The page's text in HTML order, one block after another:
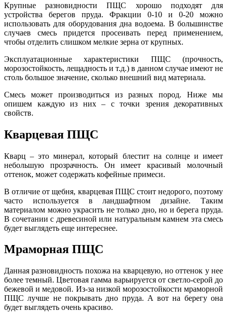
Крупные разновидности ПЩС хорошо подходят для
устройства берегов пруда. Фракции 0-10 и 0-20 можно
использовать для оборудования дна водоема. В большинстве
случаев смесь придется просеивать перед применением,
чтобы отделить слишком мелкие зерна от крупных.
Эксплуатационные характеристики ПЩС (прочность,
морозостойкость, лещадность и т.д.) в данном случае имеют не
столь большое значение, сколько внешний вид материала.
Смесь может производиться из разных пород. Ниже мы
опишем каждую из них – с точки зрения декоративных
свойств.
Кварцевая ПЩС
Кварц – это минерал, который блестит на солнце и имеет
небольшую прозрачность. Он имеет красивый молочный
оттенок, может содержать кофейные примеси.
В отличие от щебня, кварцевая ПЩС стоит недорого, поэтому
часто используется в ландшафтном дизайне. Таким
материалом можно украсить не только дно, но и берега пруда.
В сочетании с древесиной или натуральным камнем эта смесь
будет выглядеть еще интереснее.
Мраморная ПЩС
Данная разновидность похожа на кварцевую, но оттенок у нее
более темный. Цветовая гамма варьируется от светло-серой до
бежевой и медовой. Из-за низкой морозостойкости мраморной
ПЩС лучше не покрывать дно пруда. А вот на берегу она
будет выглядеть очень красиво.